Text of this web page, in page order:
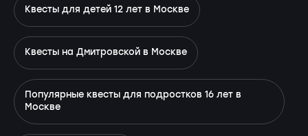
Квесты для детей 12 лет в Москве
Квесты на Дмитровской в Москве
Популярные квесты для подростков 16 лет в
Москве